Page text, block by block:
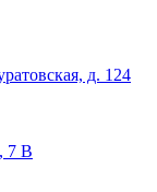
д. 124
7 В